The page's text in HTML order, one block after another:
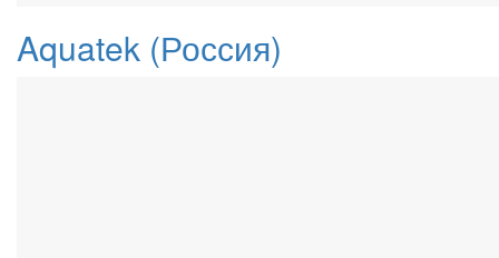
Aquatek (Россия)